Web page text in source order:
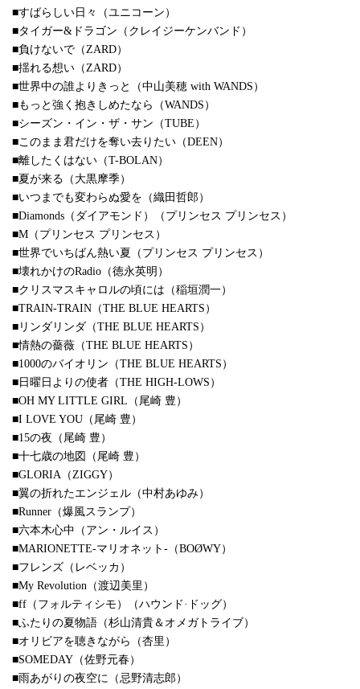
■すばらしい日々（ユニコーン）
■タイガー&ドラゴン（クレイジーケンバンド）
■負けないで（ZARD）
■揺れる想い（ZARD）
■世界中の誰よりきっと（中山美穂 with WANDS）
■もっと強く抱きしめたなら（WANDS）
■シーズン・イン・ザ・サン（TUBE）
■このまま君だけを奪い去りたい（DEEN）
■離したくはない（T-BOLAN）
■夏が来る（大黒摩季）
■いつまでも変わらぬ愛を（織田哲郎）
■Diamonds（ダイアモンド）（プリンセス プリンセス）
■M（プリンセス プリンセス）
■世界でいちばん熱い夏（プリンセス プリンセス）
■壊れかけのRadio（徳永英明）
■クリスマスキャロルの頃には（稲垣潤一）
■TRAIN-TRAIN（THE BLUE HEARTS）
■リンダリンダ（THE BLUE HEARTS）
■情熱の薔薇（THE BLUE HEARTS）
■1000のバイオリン（THE BLUE HEARTS）
■日曜日よりの使者（THE HIGH-LOWS）
■OH MY LITTLE GIRL（尾崎 豊）
■I LOVE YOU（尾崎 豊）
■15の夜（尾崎 豊）
■十七歳の地図（尾崎 豊）
■GLORIA（ZIGGY）
■翼の折れたエンジェル（中村あゆみ）
■Runner（爆風スランプ）
■六本木心中（アン・ルイス）
■MARIONETTE-マリオネット-（BOØWY）
■フレンズ（レベッカ）
■My Revolution（渡辺美里）
■ff（フォルティシモ）（ハウンド·ドッグ）
■ふたりの夏物語（杉山清貴＆オメガトライブ）
■オリビアを聴きながら（杏里）
■SOMEDAY（佐野元春）
■雨あがりの夜空に（忌野清志郎）